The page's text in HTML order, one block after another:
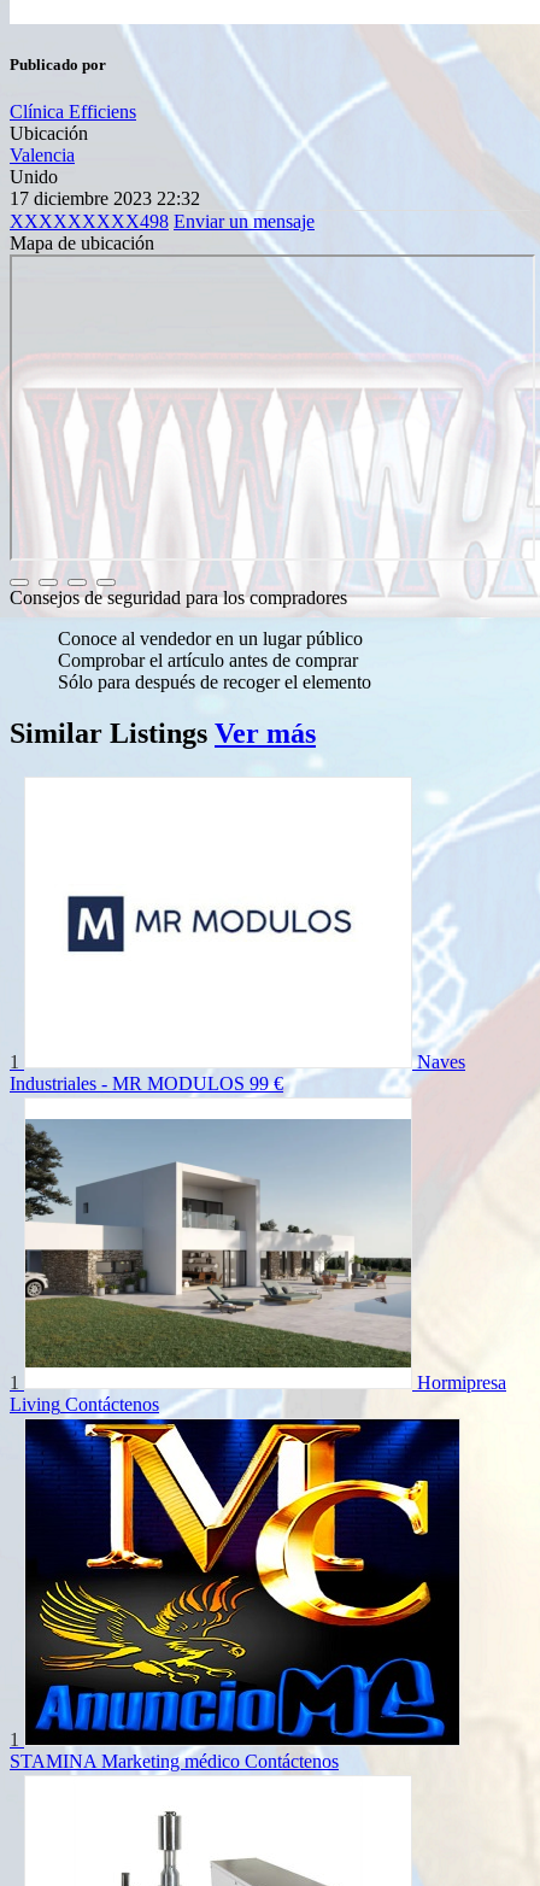
Publicado por
Clínica Efficiens
Ubicación
Valencia
Unido
17 diciembre 2023 22:32
XXXXXXXXX498 Enviar un mensaje
Mapa de ubicación
Consejos de seguridad para los compradores
Conoce al vendedor en un lugar público
Comprobar el artículo antes de comprar
Sólo para después de recoger el elemento
Similar Listings Ver más
1
Naves
Industriales - MR MODULOS 99 €
1
Hormipresa
Living Contáctenos
1
STAMINA Marketing médico Contáctenos